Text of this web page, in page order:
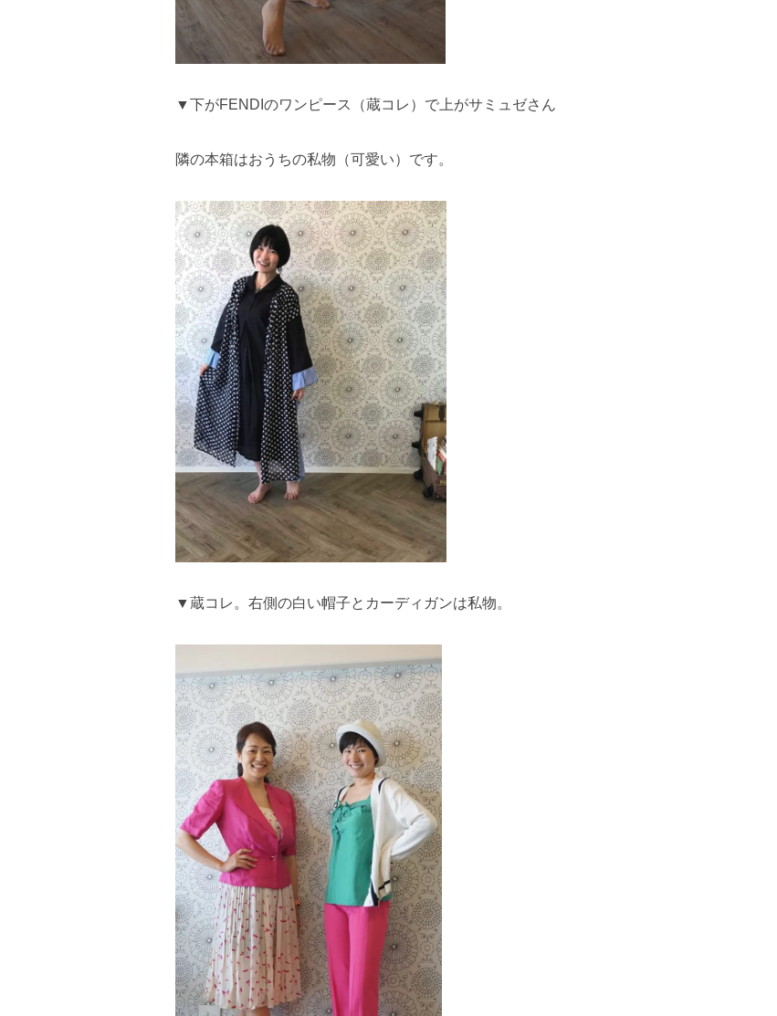
▼下がFENDIのワンピース（蔵コレ）で上がサミュゼさん
隣の本箱はおうちの私物（可愛い）です。
▼蔵コレ。右側の白い帽子とカーディガンは私物。